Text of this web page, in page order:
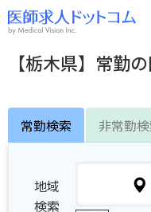
【栃木県】常勤
常勤検索 非常勤
地域
検索